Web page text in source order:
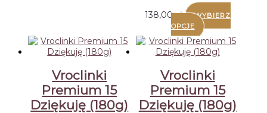
138,00zł
WYBIERZ
OPCJE
Vroclinki
Premium 15
Dziękuję (180g)
Vroclinki
Premium 15
Dziękuję (180g)